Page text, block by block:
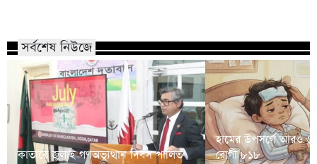
সর্বশেষ নিউজে
কাতারে জুলাই গণঅভ্যুত্থান দিবস পালিত
হামের উপসর্গে আরও
রোগী ৮১৮